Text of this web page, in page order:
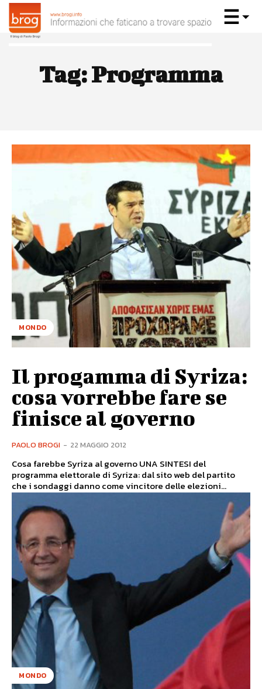
Tag:Programma
MONDO
Il progamma di Syriza:
cosa vorrebbe fare se
finisce al governo
PAOLO BROGI - 22 MAGGIO 2012
Cosa farebbe Syriza al governo UNA SINTESI del
programma elettorale di Syriza: dal sito web del partito
che i sondaggi danno come vincitore delle elezioni...
MONDO